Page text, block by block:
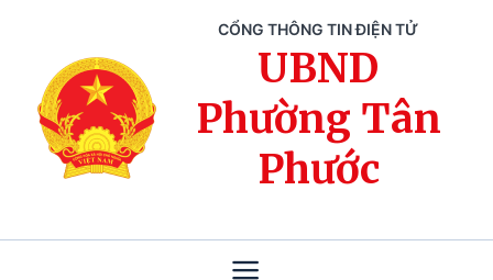
CỔNG THÔNG TIN ĐIỆN TỬ
UBND
Phường Tân
Phước